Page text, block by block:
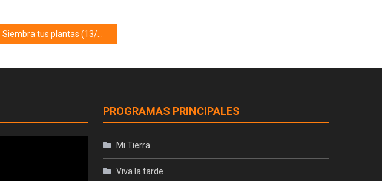
PROGRAMAS PRINCIPALES
Mi Tierra
Viva la tarde